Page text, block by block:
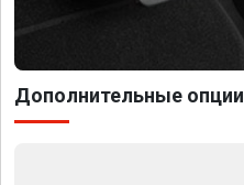
Дополнительные опции